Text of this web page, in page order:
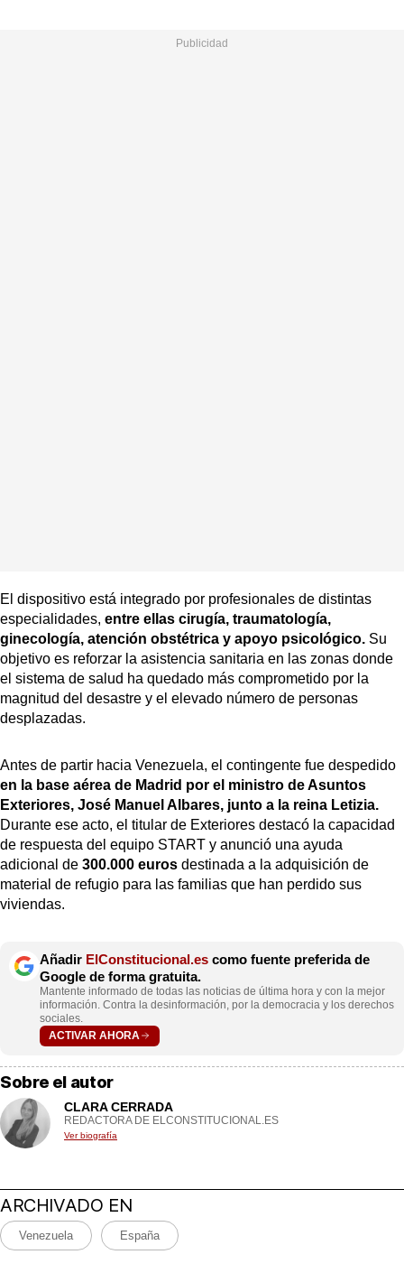
El dispositivo está integrado por profesionales de distintas
especialidades, entre ellas cirugía, traumatología,
ginecología, atención obstétrica y apoyo psicológico. Su
objetivo es reforzar la asistencia sanitaria en las zonas donde
el sistema de salud ha quedado más comprometido por la
magnitud del desastre y el elevado número de personas
desplazadas.
Antes de partir hacia Venezuela, el contingente fue despedido
en la base aérea de Madrid por el ministro de Asuntos
Exteriores, José Manuel Albares, junto a la reina Letizia.
Durante ese acto, el titular de Exteriores destacó la capacidad
de respuesta del equipo START y anunció una ayuda
adicional de 300.000 euros destinada a la adquisición de
material de refugio para las familias que han perdido sus
viviendas.
Añadir ElConstitucional.es como fuente preferida de
Google de forma gratuita.
Mantente informado de todas las noticias de última hora y con la mejor
información. Contra la desinformación, por la democracia y los derechos
sociales.
ACTIVAR AHORA
Sobre el autor
CLARA CERRADA
REDACTORA DE ELCONSTITUCIONAL.ES
Ver biografía
ARCHIVADO EN
Venezuela España